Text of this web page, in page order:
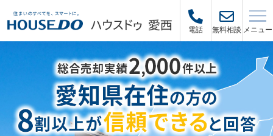
電話 無料相談 メニュー